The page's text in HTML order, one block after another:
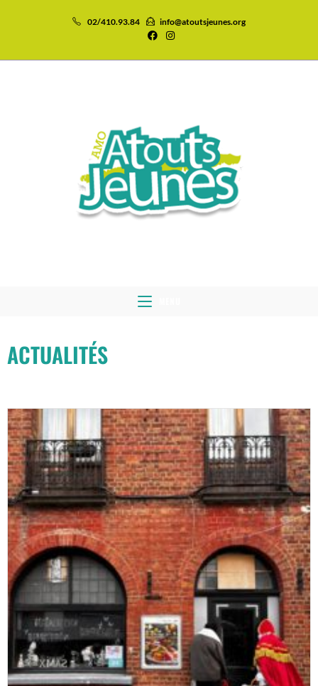
02/410.93.84 info@atoutsjeunes.org
ACTUALITÉS